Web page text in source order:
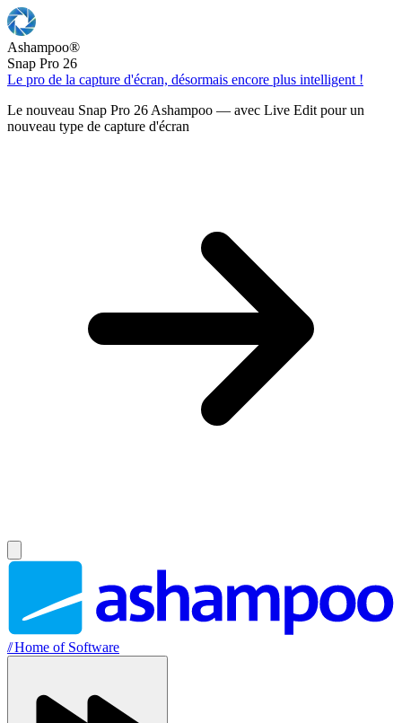
Ashampoo®
Snap Pro 26
Le pro de la capture d'écran, désormais encore plus intelligent !
Le nouveau Snap Pro 26 Ashampoo — avec Live Edit pour un
nouveau type de capture d'écran
//Home of Software